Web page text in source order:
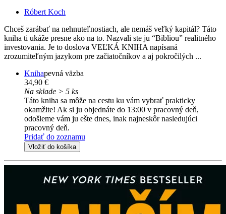
Róbert Koch
Chceš zarábať na nehnuteľnostiach, ale nemáš veľký kapitál? Táto
kniha ti ukáže presne ako na to. Nazvali ste ju “Bibliou” realitného
investovania. Je to doslova VEĽKÁ KNIHA napísaná
zrozumiteľným jazykom pre začiatočníkov a aj pokročilých ...
Knihapevná väzba
34,90 €
Na sklade > 5 ks
Táto kniha sa môže na cestu ku vám vybrať prakticky
okamžite! Ak si ju objednáte do 13:00 v pracovný deň,
odošleme vám ju ešte dnes, inak najneskôr nasledujúci
pracovný deň.
Pridať do zoznamu
Vložiť do košíka